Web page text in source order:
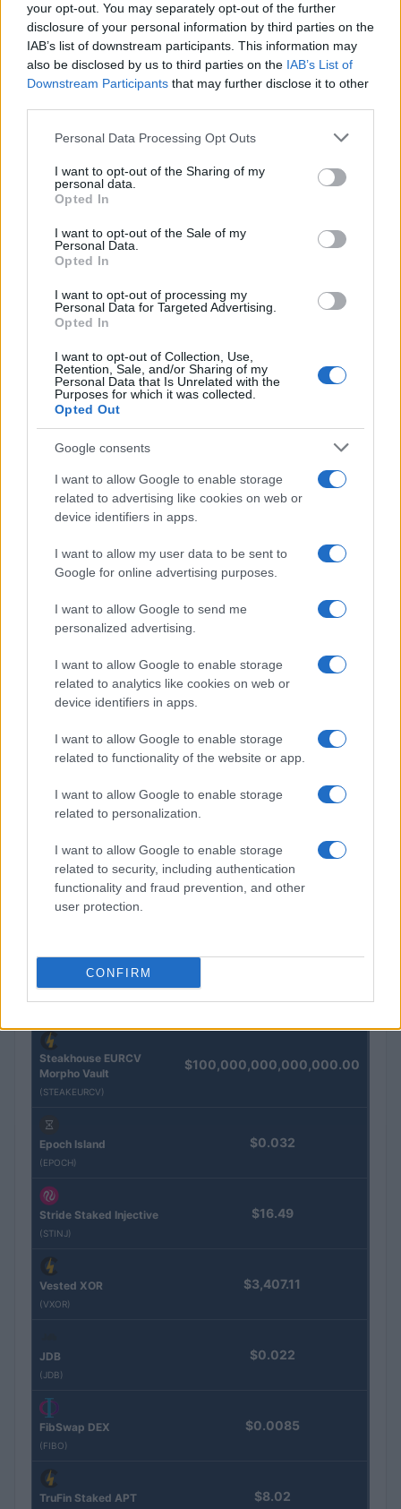
your opt-out. You may separately opt-out of the further
disclosure of your personal information by third parties on the
IAB’s list of downstream participants. This information may
also be disclosed by us to third parties on the IAB’s List of
Downstream Participants that may further disclose it to other
Please note that this website/app uses one or more Google
not limited to your visit or usage behaviour. You may click to
grant or deny consent to Google and its third-party tags to
use your data for below specified purposes in below Google
consent section.
Personal Data Processing Opt Outs
I want to opt-out of the Sharing of my
personal data.
Opted In
I want to opt-out of the Sale of my
Personal Data.
Opted In
I want to opt-out of processing my
Personal Data for Targeted Advertising.
Opted In
I want to opt-out of Collection, Use,
Retention, Sale, and/or Sharing of my
Personal Data that Is Unrelated with the
Purposes for which it was collected.
Opted Out
Google consents
I want to allow Google to enable storage
related to advertising like cookies on web or
device identifiers in apps.
I want to allow my user data to be sent to
Google for online advertising purposes.
I want to allow Google to send me
personalized advertising.
I want to allow Google to enable storage
related to analytics like cookies on web or
device identifiers in apps.
I want to allow Google to enable storage
related to functionality of the website or app.
I want to allow Google to enable storage
related to personalization.
I want to allow Google to enable storage
related to security, including authentication
functionality and fraud prevention, and other
user protection.
CONFIRM
Francesca Spadaro · 1 Ago 2026
INVESTIMENTI
Confronto tra ETF e fondi comuni: vantaggi,
rischi e come decidere
caratteristiche diverse. Scopri come funzionano e quali sono i pro…
Francesca Spadaro · 1 Ago 2026
← 1 2 3 4 5 …
QUOTAZIONI CRYPTO
Eureka Bridged PAX
Gold (Terra
$4,187.30
Kinza Babylon Staked
BTC
Steakhouse EURCV
Morpho Vault
(STEAKEURCV)
$100,000,000,000,000.00
Epoch Island
(EPOCH)
$0.032
Stride Staked Injective
(STINJ)
$16.49
Vested XOR
(VXOR)
$3,407.11
JDB
(JDB)
$0.022
FibSwap DEX
(FIBO)
$0.0085
TruFin Staked APT $8.02